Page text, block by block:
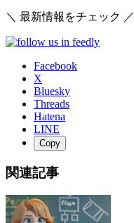
＼ 最新情報をチェック ／
Facebook
X
Bluesky
Threads
Hatena
LINE
Copy
関連記事